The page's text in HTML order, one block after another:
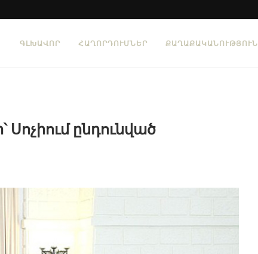
ԳԼԽԱՎՈՐ ՀԱՂՈՐԴՈՒՄՆԵՐ ՔԱՂԱՔԱԿԱՆՈՒԹՅՈՒՆ
Սոչիում ընդունված